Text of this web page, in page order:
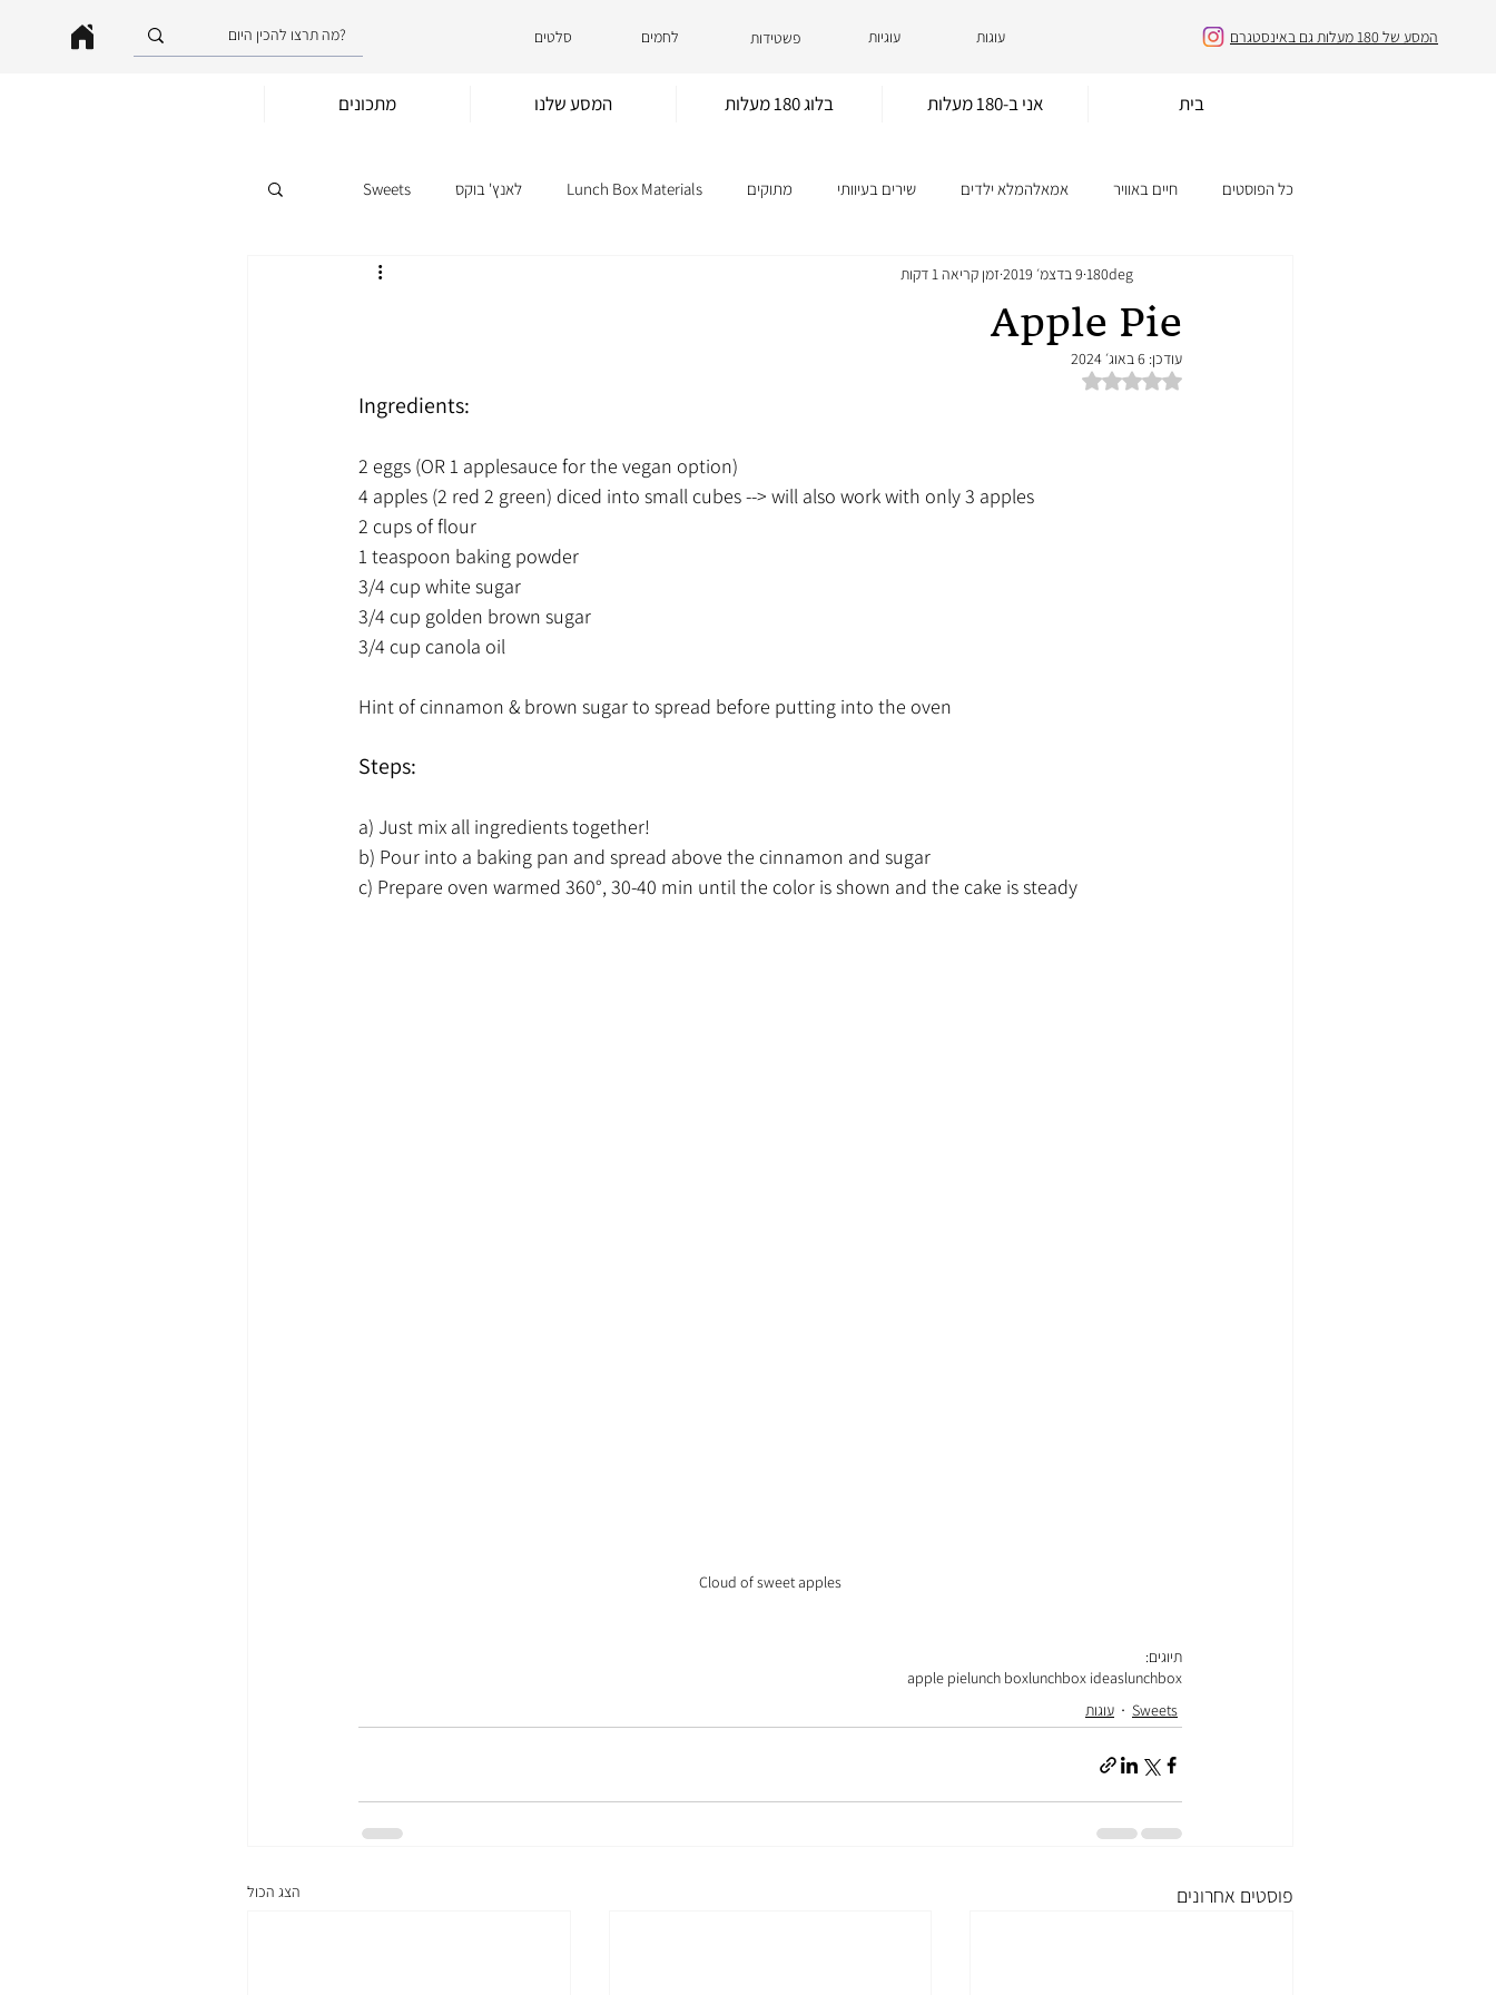
סלטים לחמים פשטידות עוגיות עוגות המסע של 180 מעלות גם באינסטגרם
בית אני ב-180 מעלות בלוג 180 מעלות המסע שלנו מתכונים
כל הפוסטים חיים באוויר אמאלהמלא ילדים שירים בעיוותי מתוקים Lunch Box Materials לאנץ' בוקס Sweets
עוגות עוגיות לחם
Apple Pie
180deg 9 בדצמ׳ 2019 זמן קריאה 1 דקות
עודכן: 6 באוג׳ 2024
דירוג של NaN מתוך 5 כוכבים
Ingredients:
2 eggs (OR 1 applesauce for the vegan option)
4 apples (2 red 2 green) diced into small cubes --> will also work with only 3 apples
2 cups of flour
1 teaspoon baking powder
3/4 cup white sugar
3/4 cup golden brown sugar
3/4 cup canola oil
Hint of cinnamon & brown sugar to spread before putting into the oven
Steps:
a) Just mix all ingredients together!
b) Pour into a baking pan and spread above the cinnamon and sugar
c) Prepare oven warmed 360°, 30-40 min until the color is shown and the cake is steady
Cloud of sweet apples
תיוגים:
lunchbox
lunchbox ideas
lunch box
apple pie
Sweets
עוגות
פוסטים אחרונים הצג הכול